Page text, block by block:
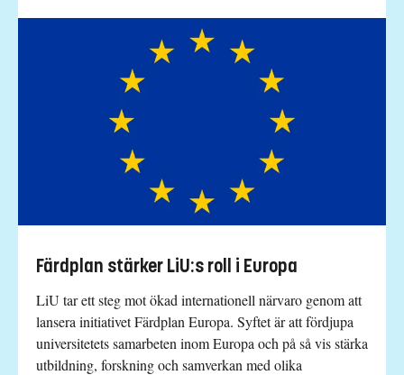
Färdplan stärker LiU:s roll i Europa
LiU tar ett steg mot ökad internationell närvaro genom att
lansera initiativet Färdplan Europa. Syftet är att fördjupa
universitetets samarbeten inom Europa och på så vis stärka
utbildning, forskning och samverkan med olika